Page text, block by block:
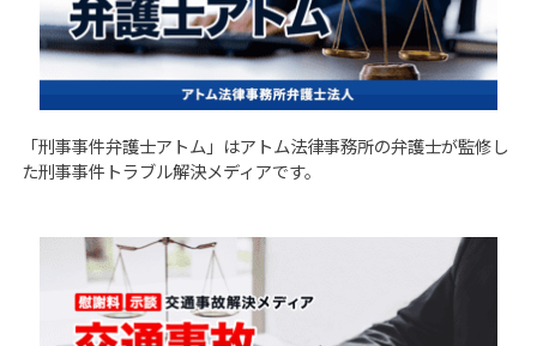
「刑事事件弁護士アトム 」はアトム法律事務所の弁護士が監修し
た刑事事件トラブル解決メディアです。